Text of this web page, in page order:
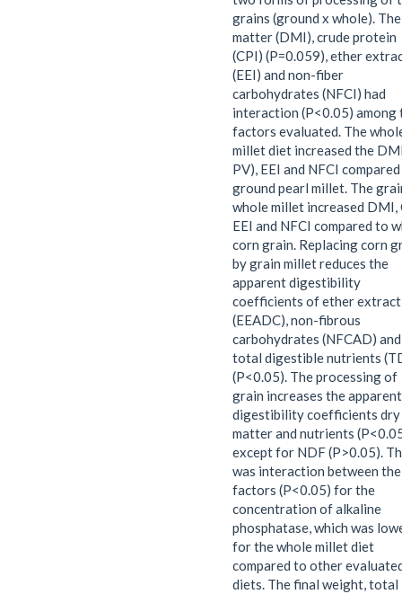
grains (ground x whole).
matter (DMI), crude protein
(CPI) (P=0.059), ether
(EEI) and non-fiber
carbohydrates (NFCI) had
interaction (P<0.05) among
factors evaluated. The
millet diet increased the
PV), EEI and NFCI
ground pearl millet. The
whole millet increased DMI,
EEI and NFCI compared to
corn grain. Replacing corn
by grain millet reduces the
apparent digestibility
coefficients of ether extract
(EEADC), non-fibrous
carbohydrates (NFCAD) and
total digestible nutrients
(P<0.05). The processing of
grain increases the apparent
digestibility coefficients dry
matter and nutrients
except for NDF (P>0.05).
was interaction between the
factors (P<0.05) for the
concentration of alkaline
phosphatase, which was
for the whole millet diet
compared to other
diets. The final weight, total